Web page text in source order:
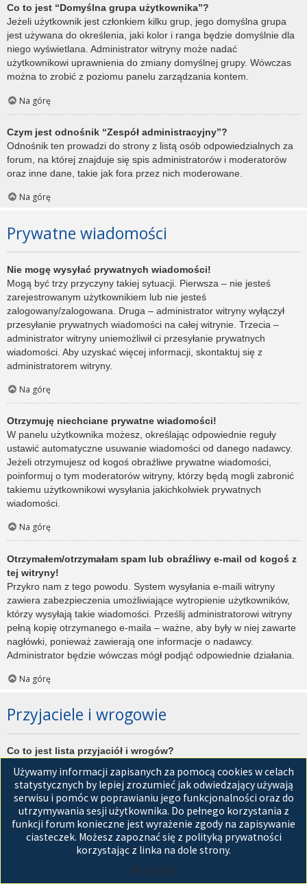
Co to jest “Domyślna grupa użytkownika”?
Jeżeli użytkownik jest członkiem kilku grup, jego domyślna grupa
jest używana do określenia, jaki kolor i ranga będzie domyślnie dla
niego wyświetlana. Administrator witryny może nadać
użytkownikowi uprawnienia do zmiany domyślnej grupy. Wówczas
można to zrobić z poziomu panelu zarządzania kontem.
Na górę
Czym jest odnośnik “Zespół administracyjny”?
Odnośnik ten prowadzi do strony z listą osób odpowiedzialnych za
forum, na której znajduje się spis administratorów i moderatorów
oraz inne dane, takie jak fora przez nich moderowane.
Na górę
Prywatne wiadomości
Nie mogę wysyłać prywatnych wiadomości!
Mogą być trzy przyczyny takiej sytuacji. Pierwsza – nie jesteś
zarejestrowanym użytkownikiem lub nie jesteś
zalogowany/zalogowana. Druga – administrator witryny wyłączył
przesyłanie prywatnych wiadomości na całej witrynie. Trzecia –
administrator witryny uniemożliwił ci przesyłanie prywatnych
wiadomości. Aby uzyskać więcej informacji, skontaktuj się z
administratorem witryny.
Na górę
Otrzymuję niechciane prywatne wiadomości!
W panelu użytkownika możesz, określając odpowiednie reguły
ustawić automatyczne usuwanie wiadomości od danego nadawcy.
Jeżeli otrzymujesz od kogoś obraźliwe prywatne wiadomości,
poinformuj o tym moderatorów witryny, którzy będą mogli zabronić
takiemu użytkownikowi wysyłania jakichkolwiek prywatnych
wiadomości.
Na górę
Otrzymałem/otrzymałam spam lub obraźliwy e-mail od kogoś z
tej witryny!
Przykro nam z tego powodu. System wysyłania e-maili witryny
zawiera zabezpieczenia umożliwiające wytropienie użytkowników,
którzy wysyłają takie wiadomości. Prześlij administratorowi witryny
pełną kopię otrzymanego e-maila – ważne, aby były w niej zawarte
nagłówki, ponieważ zawierają one informacje o nadawcy.
Administrator będzie wówczas mógł podjąć odpowiednie działania.
Na górę
Przyjaciele i wrogowie
Co to jest lista przyjaciół i wrogów?
użytkowników witryny. Użytkownicy dodani do listy przyjaciół będą
wyświetleni na karciePrzyjacieleznajdującej się w panelu
zarządzania kontem. Z tego poziomu można szybko sprawdzić ich
status, a także wysłać prywatną wiadomość. Zależnie od
używanego stylu witryny, posty tych użytkowników mogą być
wyróżniane. Jeśli użytkownik zostanie dodany do listy wrogów,
Używamy informacji zapisanych za pomocą cookies w celach
statystycznych by lepiej zrozumieć jak odwiedzający używają
serwisu i pomóc w poprawianiu jego funkcjonalności oraz do
utrzymywania sesji użytkownika. Do pełnego korzystania z
funkcji forum konieczne jest wyrażenie zgody na zapisywanie
ciasteczek. Możesz zapoznać się z polityką prywatności
korzystając z linka na dole strony.
Akceptuję